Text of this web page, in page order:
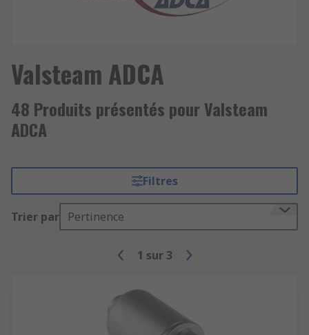
Valsteam ADCA
48 Produits présentés pour Valsteam
ADCA
Filtres
Trier par Pertinence
1 sur 3